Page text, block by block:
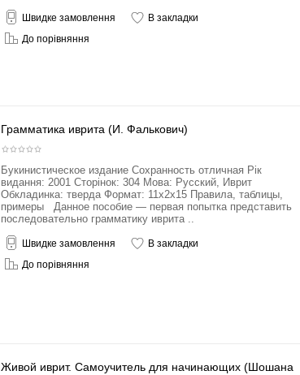
Швидке замовлення
В закладки
До порівняння
Грамматика иврита (И. Фалькович)
Букинистическое издание Сохранность отличная Рік
видання: 2001 Сторінок: 304 Мова: Русский, Иврит
Обкладинка: тверда Формат: 11x2x15 Правила, таблицы,
примеры Данное пособие — первая попытка представить
последовательно грамматику иврита ..
Швидке замовлення
В закладки
До порівняння
Живой иврит. Самоучитель для начинающих (Шошана